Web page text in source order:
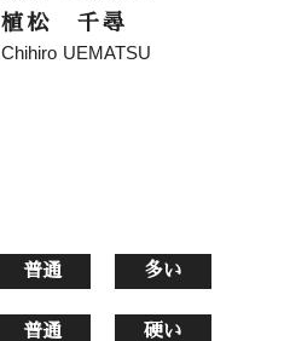
植松 千尋
Chihiro UEMATSU
普通 多い
普通 硬い